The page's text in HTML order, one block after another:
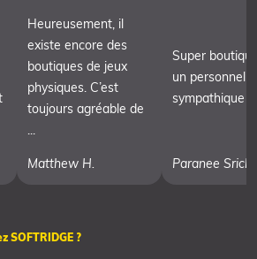
Heureusement, il
existe encore des
boutiques de jeux
physiques. C’est
toujours agréable de
...
Matthew H.
Super
un personnel
sympathique
Paranee
SOFTRIDGE ?